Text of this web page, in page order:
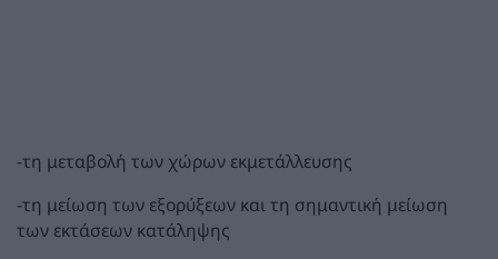
-τη μεταβολή των χώρων εκμετάλλευσης
-τη μείωση των εξορύξεων και τη σημαντική μείωση
των εκτάσεων κατάληψης